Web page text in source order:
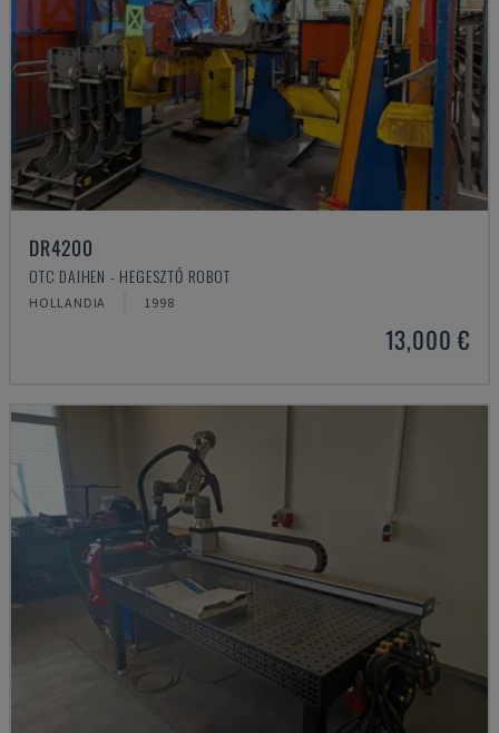
DR4200
OTC DAIHEN - HEGESZTŐ ROBOT
HOLLANDIA 1998
13,000 €